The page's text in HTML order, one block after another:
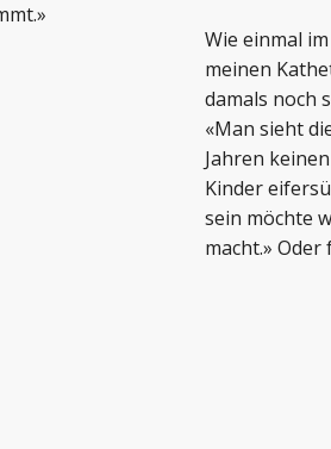
Wie einmal
meinen
damals noch
«Man sieht
Jahren
Kinder
sein möchte
macht.» Oder